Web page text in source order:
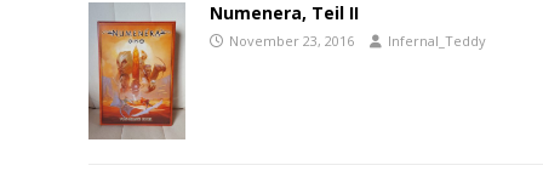
Numenera, Teil II
November 23, 2016 Infernal_Teddy